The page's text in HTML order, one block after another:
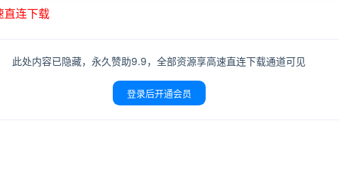
直连下载
此处内容已隐藏，永久赞助9.9，全部资源享高速直连下载通道可见
登录后开通会员